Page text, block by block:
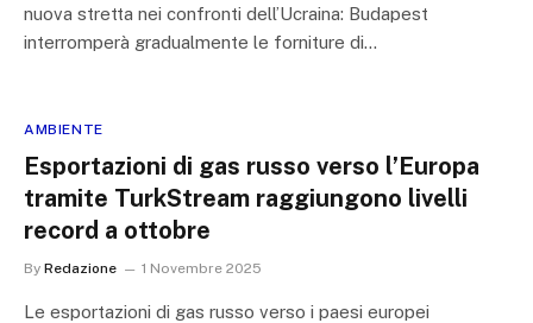
nuova stretta nei confronti dell’Ucraina: Budapest
interromperà gradualmente le forniture di…
AMBIENTE
Esportazioni di gas russo verso l’Europa
tramite TurkStream raggiungono livelli
record a ottobre
By Redazione 1 Novembre 2025
Le esportazioni di gas russo verso i paesi europei